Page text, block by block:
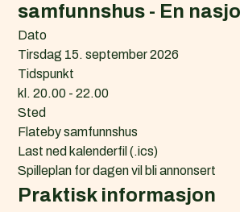
samfunnshus - En
Dato
Tirsdag 15. september 2026
Tidspunkt
kl. 20.00 - 22.00
Sted
Flateby samfunnshus
L
a
s
Last ned kalenderfil (.ics)
Spilleplan for dagen vil bli annonsert
Praktisk informasjon